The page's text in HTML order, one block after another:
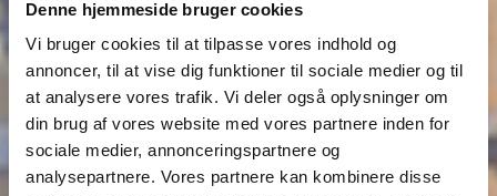
Denne hjemmeside bruger cookies
Vi bruger cookies til at tilpasse vores indhold og
annoncer, til at vise dig funktioner til sociale medier og til
at analysere vores trafik. Vi deler også oplysninger om
din brug af vores website med vores partnere inden for
sociale medier, annonceringspartnere og
analysepartnere. Vores partnere kan kombinere disse